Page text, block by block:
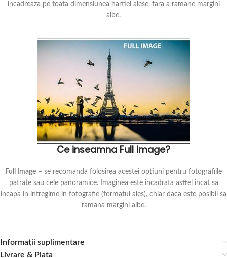
incadreaza pe toata dimensiunea hartiei alese, fara a ramane margini
albe.
Ce inseamna Full Image?
Full Image – se recomanda folosirea acestei optiuni pentru fotografiile
patrate sau cele panoramice. Imaginea este incadrata astfel incat sa
incapa in intregime in fotografie (formatul ales), chiar daca este posibil sa
ramana margini albe.
Informații suplimentare
Livrare & Plata